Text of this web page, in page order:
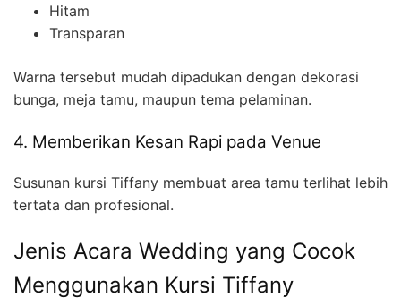
Hitam
Transparan
Warna tersebut mudah dipadukan dengan dekorasi
bunga, meja tamu, maupun tema pelaminan.
4. Memberikan Kesan Rapi pada Venue
Susunan kursi Tiffany membuat area tamu terlihat lebih
tertata dan profesional.
Jenis Acara Wedding yang Cocok
Menggunakan Kursi Tiffany